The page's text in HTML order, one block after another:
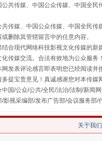
揭批美国五大"原罪"
公共传媒、中国公众传媒、中国全
共传媒、中国公众传媒、中国全民
或删除其管辖留言中的任意内容。
结合现代网络科技影视文化传媒的
传媒交流。合法有效地为公众服务
网发表评论感言即表明您已经阅读
多提宝贵意见！真诚感谢您对本传
中国/公众/公共/全民/法治/法制/新闻
影视采编部/发布广告部/会议服务部/
关于我们